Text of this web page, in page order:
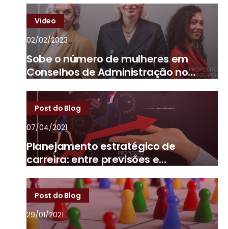
Video
02/02/2023
Sobe o número de mulheres em
Conselhos de Administração no
Post do Blog
07/04/2021
Planejamento estratégico de
carreira: entre previsões e
Post do Blog
29/01/2021